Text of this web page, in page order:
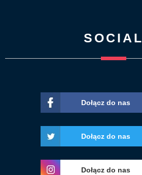
SOCIAL
Dołącz do nas
Dołącz do nas
Dołącz do nas